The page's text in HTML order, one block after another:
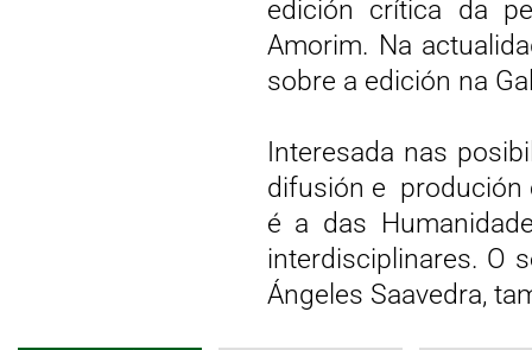
edición crítica da
Amorim. Na
sobre a edición na
Interesada nas
difusión e produción
é a das
interdisciplinares. O
Ángeles Saavedra,